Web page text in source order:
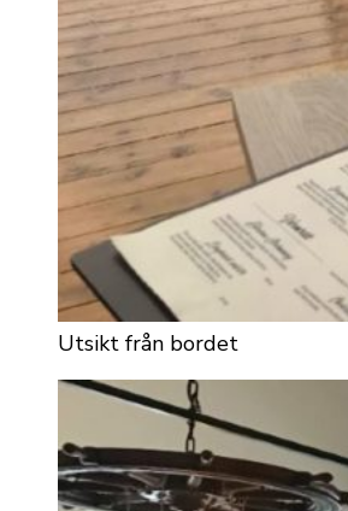
Utsikt från bordet